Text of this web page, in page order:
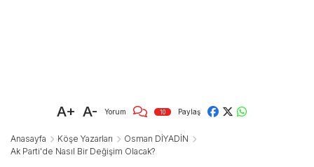
A+ A- Yorum 10 Paylaş
Anasayfa Köşe Yazarları
Osman DİYADİN
Ak Parti'de Nasıl Bir Değişim Olacak?